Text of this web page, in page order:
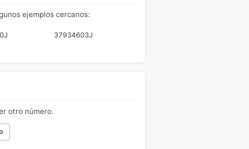
ejemplos cercanos:
37934603J
otro número.